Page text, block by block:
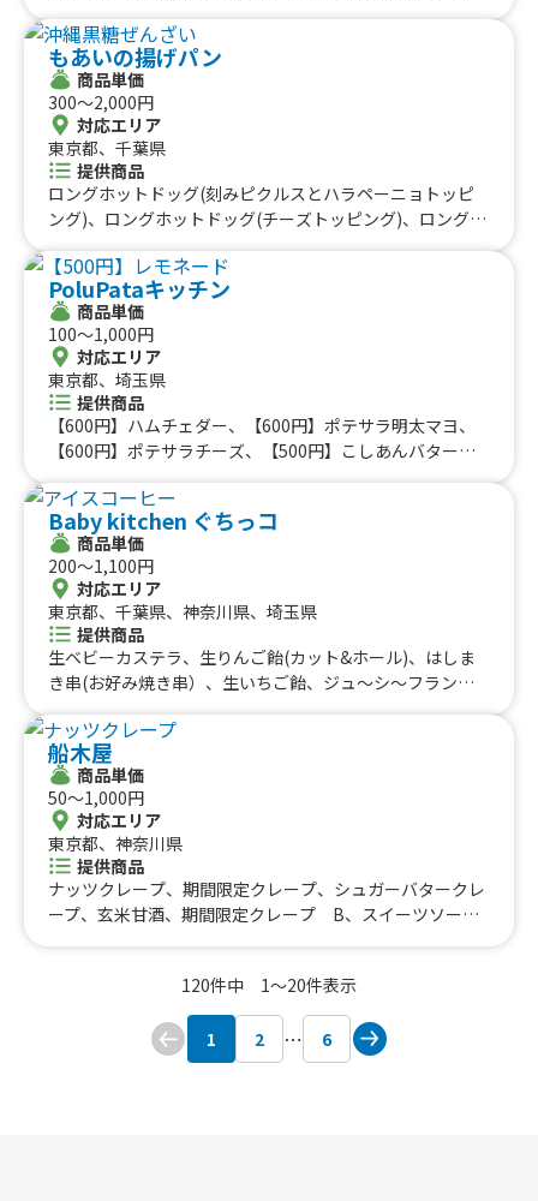
カドリンク、カラフルわたあめ
ープ、苺クレープ、特製ハンバーグ丼、飛騨牛肉コロッ
ケ、特製レモンサワー、サッポロ生ビール、定番チョコバ
ナナクレープ、期間限定イチゴクレープ、豚汁、自家製チ
ャーシュー丼、ソース焼そば、揚げたこ焼き６個入り、か
ら揚げ丼～和風マヨネーズ仕立て～、特上天丼、カツカレ
ー、カレー、山盛りかき氷、飛騨牛コロッケサンド、カツ
サンド、厚焼卵サンド
もあいの揚げパン
商品単価
300〜2,000円
対応エリア
東京都、千葉県
提供商品
ロングホットドッグ(刻みピクルスとハラペーニョトッピ
ング)、ロングホットドッグ(チーズトッピング)、ロングホ
ー、シナモン、黒糖、メープル)、おつまみバゲット(ガリ
バタ、明太マヨ、チーズマヨ)、アイス揚げパン(きなこ、
シュガー、シナモン、黒糖、メープル)、ソフトドリンク
(水、お茶、コーヒー、メロンソーダ、レモンスカッシュ、
コーラ)、アルコール(ビール、ハイボール、レモンサワ
ー)、揚げパンとチキンドッグセット、ドッグセットメニ
ュー、極ふゎ揚げパンセット、満足Aセット、満足Bセッ
ト、シェアセット、チキンドッグ(ヤンニョム、てりま
かチキンコンソメスープ、いもっプル、たこ焼き(8個入
り)、沖縄黒糖ぜんざい、揚げパン各種(沖縄黒糖、きな
こ、シュガー、シナモン、メープル)、アイス揚げパン(き
なこ、シュガー、シナモン、沖縄黒糖)、さつまいもとアイ
ス、チュロス2本、アイスチュロス、フライドポテト、ド
リンク(メロンソーダ、レモンスカッシュ、コーヒー、コー
ラ、水、お茶)、タコライス、かき氷、沖縄タコス、タコ
ライス、極ふゎ揚げパン、ホットドッグ(ケチャップ&マス
タード、BBQ、ガーリック、てりまよ、ヤンニョム、サル
サ)、おつまみバゲット、贅沢アイス揚げパン、さつまいも
とアイス
PoluPataキッチン
商品単価
100〜1,000円
対応エリア
東京都、埼玉県
提供商品
【600円】ハムチェダー、【600円】ポテサラ明太マヨ、
【600円】ポテサラチーズ、【500円】こしあんバター、
00円】チェリーコーク、【600円】ソースたこ焼き、【60
0円】岩塩たこ焼き、【700円】チーズたこ焼き、【700
円】明太マヨたこ焼き、【800円】明太マヨチーズたこ焼
き、【800円】ダブルチーズたこ焼き、【800円】ポルパタ
パック（ソースマヨ）、【800円】ポルパタパック（岩
塩）、【900円】ポルパタパック（明太マヨ）、【900
円】ポルパタパック（チーズ）、【900円】ポルパタパッ
ク（ソースマヨ）、【900円】ポルパタパック（岩塩）、
ルパタパック（チーズ）、【400円】岩塩ポテト、【400
円】ソースポテト、【500円】明太マヨポテト、【500
円】チーズポテト、【500円】シャカシャカポテト、【20
0円】揚げたい焼き、【100円】ペットボトル（水）、【1
20円】ペットボトル（ソフトドリンク）、【150円】ペッ
トボトルドリンク、【650-750円】今月のたこ焼き、【イ
ベント専用】揚げたい焼き、【300円】かき氷、【350
円】かき氷、【イベント専用】かき氷（シロップ＋練
乳）、レモンスカッシュ、レモネード、【500円】チュー
（缶）、【300円】揚げたい焼き、【500円】かき氷、【5
Baby kitchen ぐちっコ
商品単価
200〜1,100円
対応エリア
東京都、千葉県、神奈川県、埼玉県
提供商品
生ベビーカステラ、生りんご飴(カット&ホール)、はしま
き串(お好み焼き串）、生いちご飴、ジュ〜シ〜フランク
ーヒー、フルーツタンフル、フルーツタンフルスカッシ
ュ、ふわふわかき氷各種、ふわふわミルクかき氷各種、グ
ラデーションアイス氷、パインクリームソーダ、ハワイア
ンクリームソーダ、メロンクリームソーダ、いちごミルク
かき氷、マンゴーミルクかき氷、抹茶ミルクかき氷、いち
ごかき氷、ブルーハワイかき氷、抹茶かき氷、マンゴーか
き氷、コーラかき氷、レモネード、南国ドリンク類、トロ
ピカルハワイアン、コーヒーゼリーラテ、ドリンク類、ホ
船木屋
商品単価
50〜1,000円
対応エリア
東京都、神奈川県
提供商品
ナッツクレープ、期間限定クレープ、シュガーバタークレ
ープ、玄米甘酒、期間限定クレープ B、スイーツソース
ホイップ、マンゴーソースホイップ、ブルーベリーホイッ
プ、メイプルソースホイップ、ホイップのみクレープ、バ
ナナホイップ、チョコバナナホイップ、キャラメルバナナ
ホイップ、抹茶バナナホイップ、グレープフルーツホイッ
120件中 1〜20件表示
1 2 6